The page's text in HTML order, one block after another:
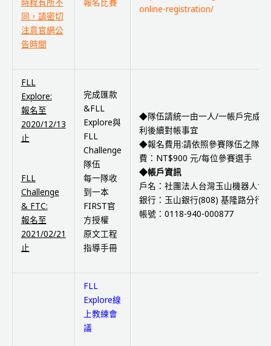
時程有所不
同 ，請密切
注意官網公
告時間
online-registration/
FLL
Explore:
報名至
2020/12/13
止
FLL
Challenge
& FTC:
報名至
2021/02/21
止
完成匯款
&FLL
Explore與
FLL
Challenge
隊伍
每一隊收
到一本
FIRST官
方授權
原文工程
指導手冊
◆隊伍請統一由一人/一帳戶完成匯
利後續對帳事宜
◆報名費用:請依照參賽隊伍之隊員
費：NT$900 元/每位參賽選手
◆帳戶資訊
戶名：社團法人台灣玉山機器人協
銀行：玉山銀行(808) 基隆路分行
帳號：0118-940-000877
FLL
Explore線
上教練會
議